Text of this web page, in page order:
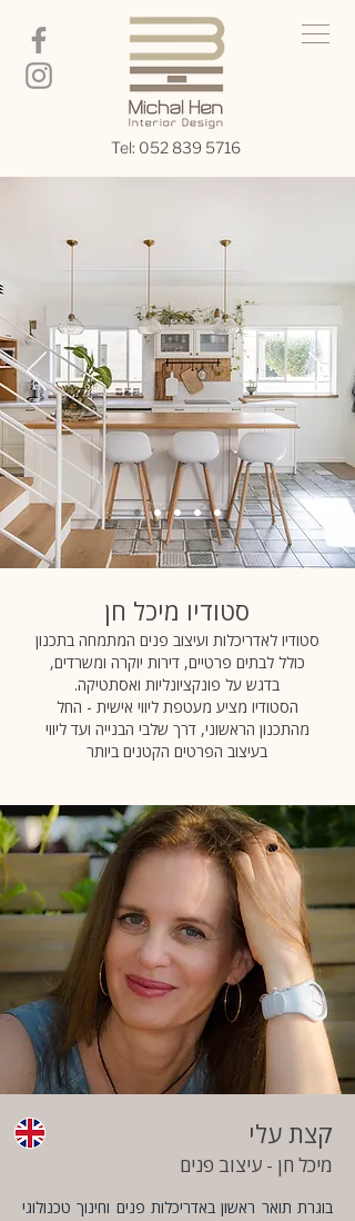
Tel: 052 839 5716
סטודיו מיכל חן
סטודיו לאדריכלות ועיצוב פנים המתמחה בתכנון
כולל לבתים פרטיים, דירות יוקרה ומשרדים,
בדגש על פונקציונליות ואסתטיקה.
הסטודיו מציע מעטפת ליווי אישית - החל
מהתכנון הראשוני, דרך שלבי הבנייה ועד ליווי
בעיצוב הפרטים הקטנים ביותר
קצת עלי
מיכל חן - עיצוב פנים​
בוגרת תואר ראשון באדריכלות פנים וחינוך טכנולוגי